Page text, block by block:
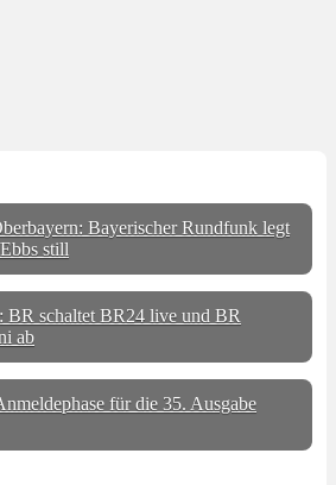
Bayerischer Rundfunk legt
still
BR schaltet BR24 live und BR
ab
für die 35. Ausgabe